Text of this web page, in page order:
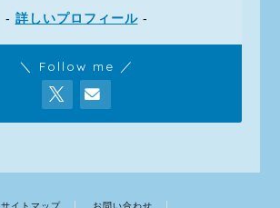
- 詳しいプロフィール-
＼ Follow me ／
サイトマップ お問い合わせ